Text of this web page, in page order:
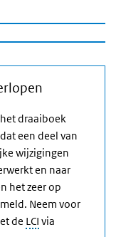
draaiboek
een deel van
wijzigingen
en naar
het zeer op
Neem voor
de LCI via